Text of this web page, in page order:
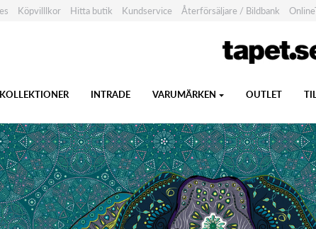
Köpvilllkor Hitta butik Kundservice Återförsäljare / Bildbank
KOLLEKTIONER INTRADE VARUMÄRKEN OUTLET